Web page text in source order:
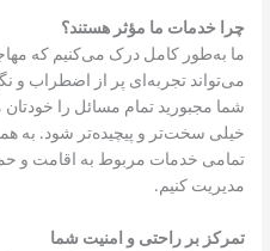
چرا خدمات ما مؤثر هستند؟
ما به‌طور کامل درک می‌کنیم که
می‌تواند تجربه‌ای پر از اضطراب و
شما مجبورید تمام مسائل را خودتان
خیلی سخت‌تر و پیچیده‌تر شود. به
تمامی خدمات مربوط به اقامت و
مدیریت کنیم.
تمرکز بر راحتی و امنیت شما